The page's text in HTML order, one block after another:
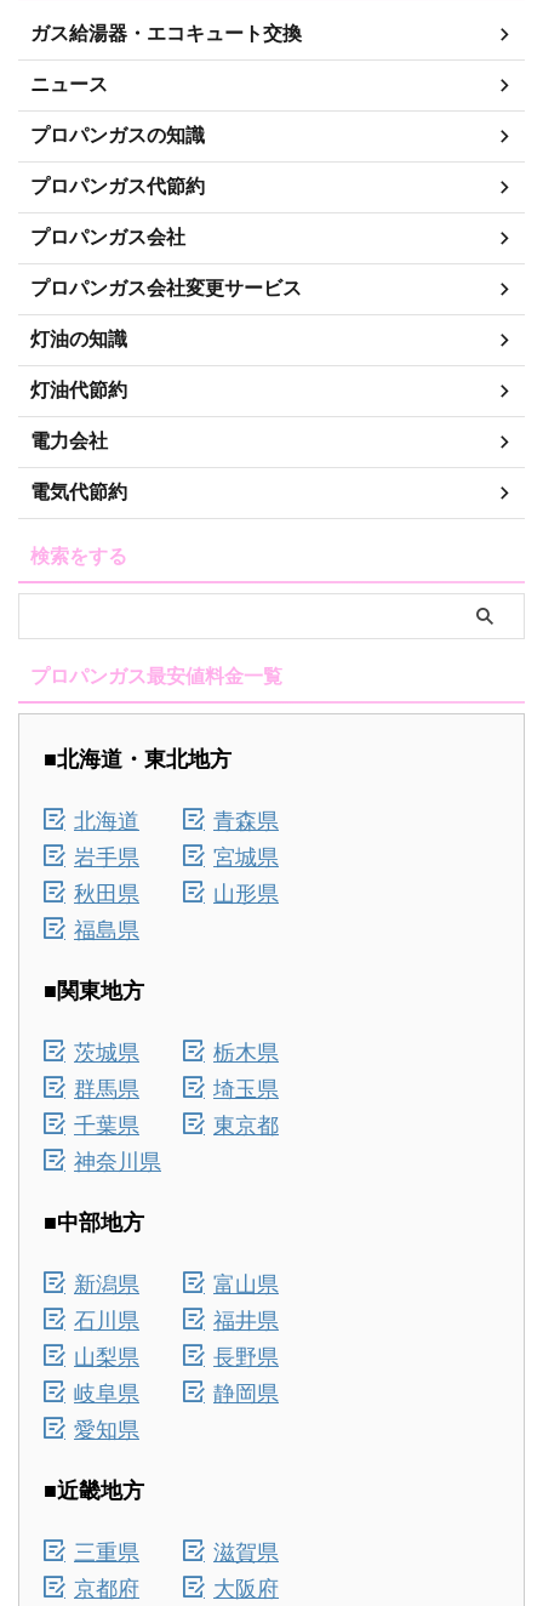
ガス給湯器・エコキュート交換
ニュース
プロパンガスの知識
プロパンガス代節約
プロパンガス会社
プロパンガス会社変更サービス
灯油の知識
灯油代節約
電力会社
電気代節約
検索をする
プロパンガス最安値料金一覧
■北海道・東北地方
北海道
青森県
岩手県
宮城県
秋田県
山形県
福島県
■関東地方
茨城県
栃木県
群馬県
埼玉県
千葉県
東京都
神奈川県
■中部地方
新潟県
富山県
石川県
福井県
山梨県
長野県
岐阜県
静岡県
愛知県
■近畿地方
三重県
滋賀県
京都府
大阪府